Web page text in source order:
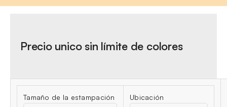
Precio unico sin límite de colores
Tamaño de la estampación Ubicación